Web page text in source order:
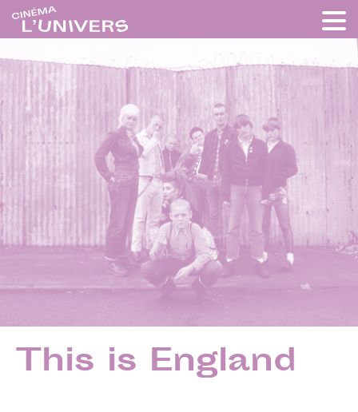
This is England